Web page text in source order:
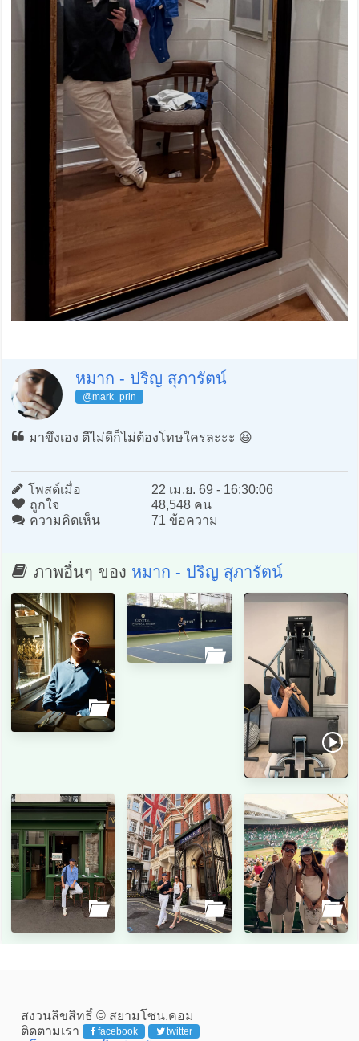
หมาก - ปริญ สุภารัตน์
@mark_prin
มาขึงเอง ตีไม่ดีก็ไม่ต้องโทษใครละะะ 😆
โพสต์เมื่อ
22 เม.ย. 69 - 16:30:06
ถูกใจ
48,548 คน
ความคิดเห็น
71 ข้อความ
ภาพอื่นๆ ของ หมาก - ปริญ สุภารัตน์
สงวนลิขสิทธิ์ © สยามโซน.คอม
ติดตามเรา
facebook twitter